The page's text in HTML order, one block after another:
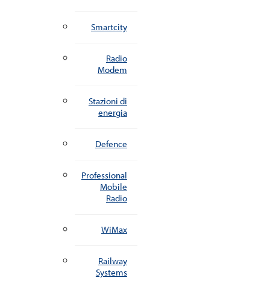
Smartcity
Radio
Modem
Stazioni di
energia
Defence
Professional
Mobile
Radio
WiMax
Railway
Systems